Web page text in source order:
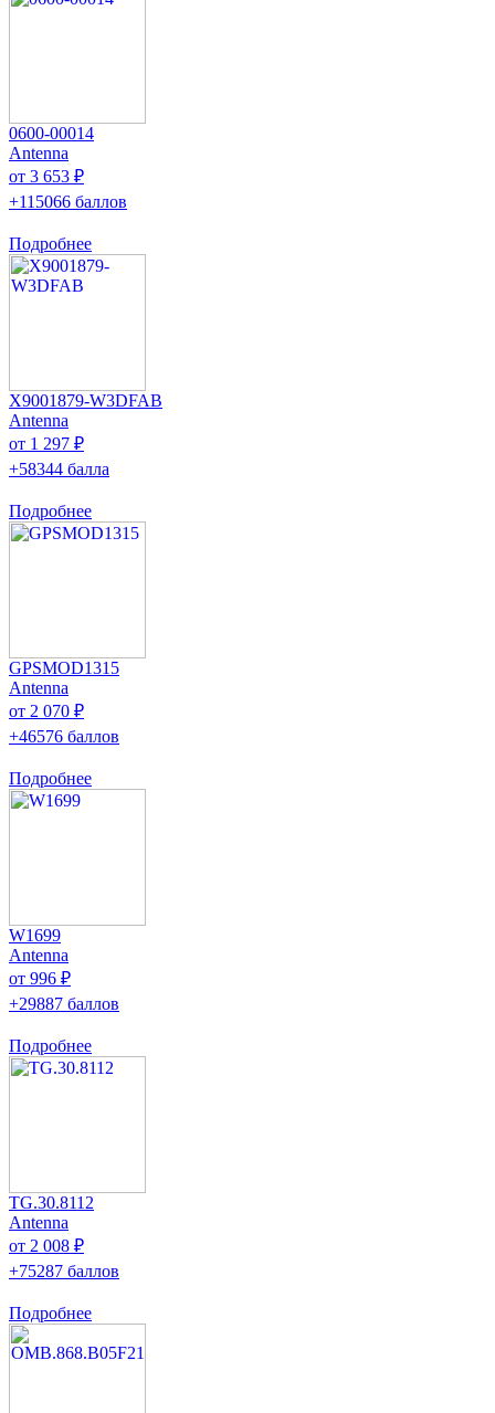
0600-00014
Antenna
от 3 653 ₽
+115066 баллов
Подробнее
X9001879-W3DFAB
Antenna
от 1 297 ₽
+58344 балла
Подробнее
GPSMOD1315
Antenna
от 2 070 ₽
+46576 баллов
Подробнее
W1699
Antenna
от 996 ₽
+29887 баллов
Подробнее
TG.30.8112
Antenna
от 2 008 ₽
+75287 баллов
Подробнее